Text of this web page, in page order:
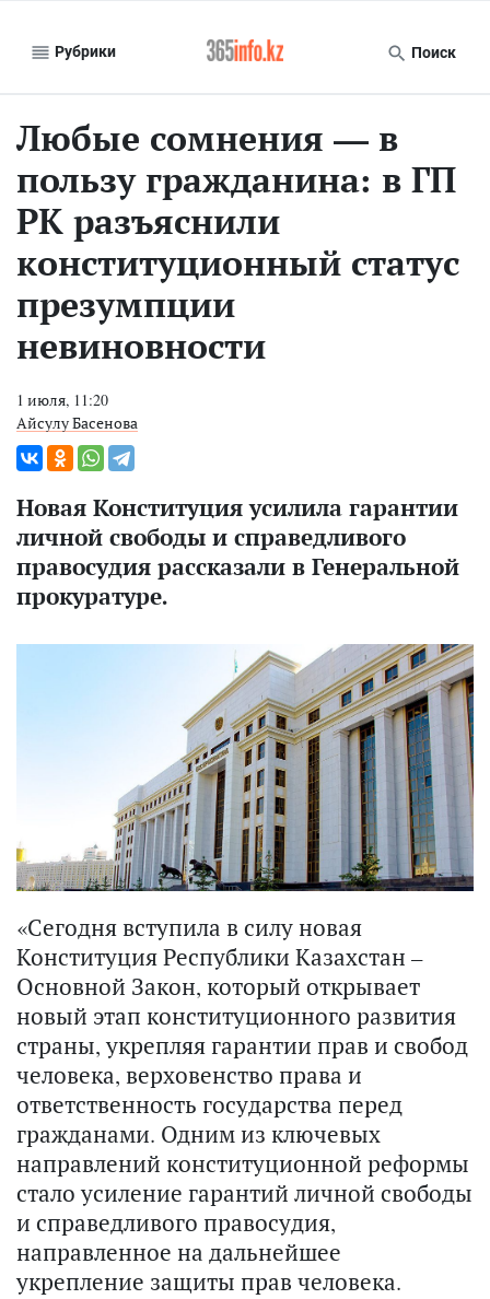
Рубрики Поиск
Любые сомнения — в
пользу гражданина: в ГП
РК разъяснили
конституционный статус
презумпции
невиновности
1 июля, 11:20
Айсулу Басенова
Новая Конституция усилила гарантии
личной свободы и справедливого
правосудия рассказали в Генеральной
прокуратуре.
«Сегодня вступила в силу новая
Конституция Республики Казахстан –
Основной Закон, который открывает
новый этап конституционного развития
страны, укрепляя гарантии прав и свобод
человека, верховенство права и
ответственность государства перед
гражданами. Одним из ключевых
направлений конституционной реформы
стало усиление гарантий личной свободы
и справедливого правосудия,
направленное на дальнейшее
укрепление защиты прав человека.